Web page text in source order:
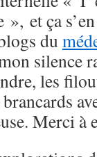
et ça
du
silence
les
Merci à